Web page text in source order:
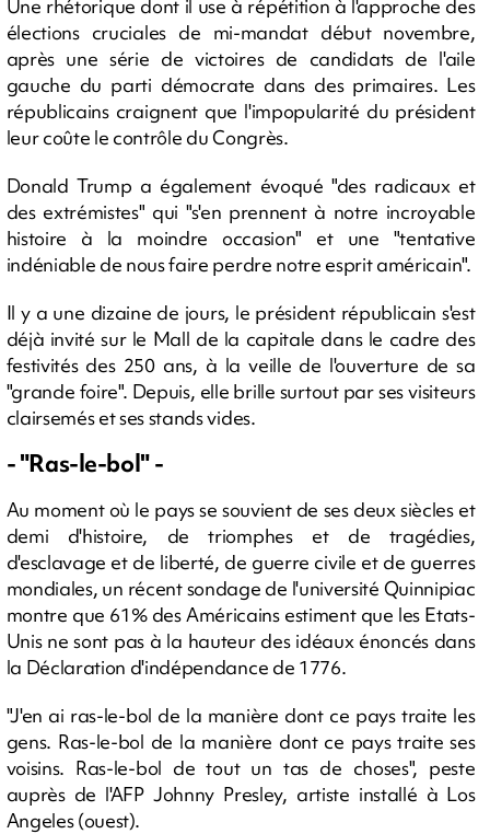
Une rhétorique dont il use à répétition à l'approche des
élections cruciales de mi-mandat début novembre,
après une série de victoires de candidats de l'aile
gauche du parti démocrate dans des primaires. Les
républicains craignent que l'impopularité du président
leur coûte le contrôle du Congrès.
Donald Trump a également évoqué "des radicaux et
des extrémistes" qui "s'en prennent à notre incroyable
histoire à la moindre occasion" et une "tentative
indéniable de nous faire perdre notre esprit américain".
Il y a une dizaine de jours, le président républicain s'est
déjà invité sur le Mall de la capitale dans le cadre des
festivités des 250 ans, à la veille de l'ouverture de sa
"grande foire". Depuis, elle brille surtout par ses visiteurs
clairsemés et ses stands vides.
- "Ras-le-bol" -
Au moment où le pays se souvient de ses deux siècles et
demi d'histoire, de triomphes et de tragédies,
d'esclavage et de liberté, de guerre civile et de guerres
mondiales, un récent sondage de l'université Quinnipiac
montre que 61% des Américains estiment que les Etats-
Unis ne sont pas à la hauteur des idéaux énoncés dans
la Déclaration d'indépendance de 1776.
"J'en ai ras-le-bol de la manière dont ce pays traite les
gens. Ras-le-bol de la manière dont ce pays traite ses
voisins. Ras-le-bol de tout un tas de choses", peste
auprès de l'AFP Johnny Presley, artiste installé à Los
Angeles (ouest).